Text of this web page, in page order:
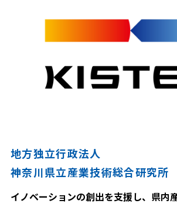
地方独立行政法人
神奈川県立産業技術総合研究所
イノベーションの創出を支援し、県内